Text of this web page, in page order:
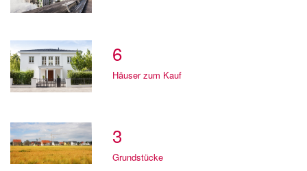
6
Häuser zum Kauf
3
Grundstücke